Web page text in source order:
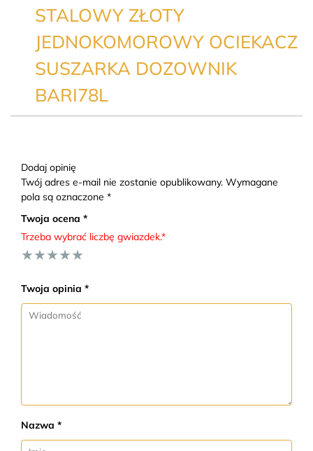
STALOWY ZŁOTY
JEDNOKOMOROWY OCIEKACZ
SUSZARKA DOZOWNIK
BARI78L
Dodaj opinię
Twój adres e-mail nie zostanie opublikowany. Wymagane
pola są oznaczone *
Twoja ocena *
Trzeba wybrać liczbę gwiazdek.*
★
★
★
★
★
Twoja opinia *
Nazwa *